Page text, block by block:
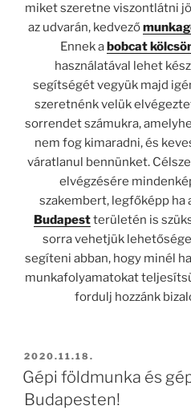
miket szeretne viszontlátni
az udvarán, kedvező
Ennek a bobcat
használatával lehet
segítségét vegyük majd
szeretnénk velük
sorrendet számukra,
nem fog kimaradni, és
váratlanul bennünket.
elvégzésére
szakembert, legfőképp ha
Budapestterületén is
sorra vehetjük
segíteni abban, hogy minél
munkafolyamatokat
fordulj hozzánk
BEKÜLDVE:
2020.11.18.
Gépi földmunka és
Budapesten!